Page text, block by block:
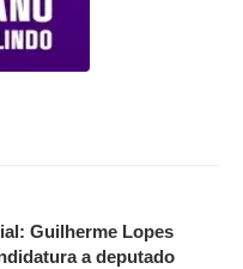
Guilherme Lopes
a deputado